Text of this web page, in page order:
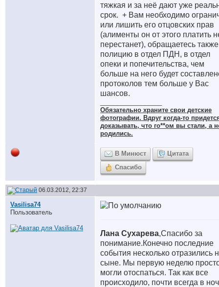
тяжкая и за неё дают уже
срок. + Вам необходимо
или лишить его отцовских прав
(алименты он от этого платить
перестанет), обращаетесь
полицию в отдел ПДН, в отдел
опеки и попечительства, чем
больше на него будет
протоколов тем больше у Вас
шансов.
Обязательно храните cвои детские
фотографии. Вдруг когда-то
доказывать, что го**ом вы стали, а
родились.
В Минюст
Цитата
Спасибо
06.03.2012, 22:37
Vasilisa74
Пользователь
Лана Сухарева,Спасибо за
понимание.Конечно последние
события несколько отразились
сыне. Мы первую неделю
могли отоспаться. Так как все
происходило, почти всегда в